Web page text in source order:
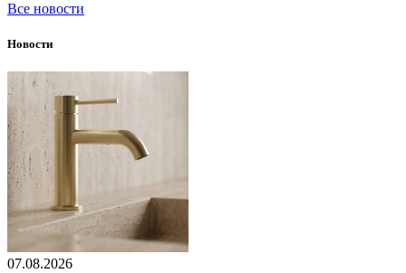
Все новости
Новости
07.08.2026